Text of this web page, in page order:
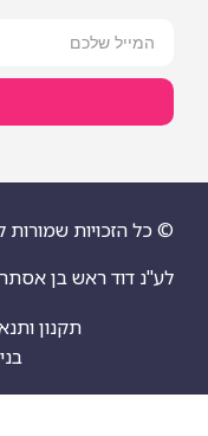
שמורות לאתר פרשת
בן אסתר לע"נ איתמר
תקנון ותנאי שימוש